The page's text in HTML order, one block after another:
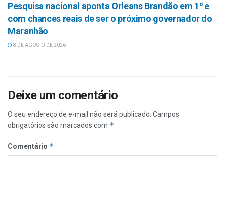
Pesquisa nacional aponta Orleans Brandão em 1⁰ e
com chances reais de ser o próximo governador do
Maranhão
8 DE AGOSTO DE 2026
Deixe um comentário
O seu endereço de e-mail não será publicado. Campos
obrigatórios são marcados com *
Comentário *